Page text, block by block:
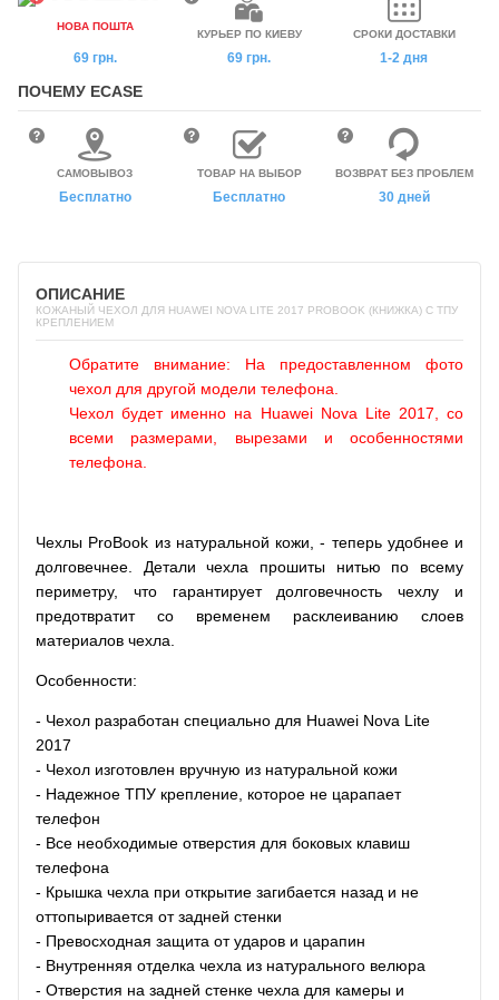
НОВА ПОШТА
69 грн.
КУРЬЕР ПО КИЕВУ
69 грн.
СРОКИ ДОСТАВКИ
1-2 дня
ПОЧЕМУ ECASE
САМОВЫВОЗ
Бесплатно
ТОВАР НА ВЫБОР
Бесплатно
ВОЗВРАТ БЕЗ ПРОБЛЕМ
30 дней
ОПИСАНИЕ
КОЖАНЫЙ ЧЕХОЛ ДЛЯ HUAWEI NOVA LITE 2017 PROBOOK (КНИЖКА) С ТПУ
КРЕПЛЕНИЕМ
Обратите внимание: На предоставленном фото
чехол для другой модели телефона.
Чехол будет именно на Huawei Nova Lite 2017, со
всеми размерами, вырезами и особенностями
телефона.
Чехлы ProBook из натуральной кожи, - теперь удобнее и
долговечнее. Детали чехла прошиты нитью по всему
периметру, что гарантирует долговечность чехлу и
предотвратит со временем расклеиванию слоев
материалов чехла.
Особенности:
- Чехол разработан специально для Huawei Nova Lite
2017
- Чехол изготовлен вручную из натуральной кожи
- Надежное ТПУ крепление, которое не царапает
телефон
- Все необходимые отверстия для боковых клавиш
телефона
- Крышка чехла при открытие загибается назад и не
оттопыривается от задней стенки
- Превосходная защита от ударов и царапин
- Внутренняя отделка чехла из натурального велюра
- Отверстия на задней стенке чехла для камеры и